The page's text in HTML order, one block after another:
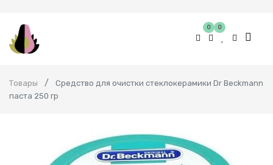
0 0
Товары
Средство для очистки стеклокерамики Dr Beckmann
паста 250 гр